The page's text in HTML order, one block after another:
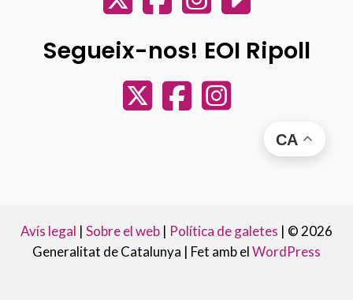
Segueix-nos! EOI Ripoll
CA
Avís legal | Sobre el web | Política de galetes | © 2026
Generalitat de Catalunya | Fet amb elWordPress